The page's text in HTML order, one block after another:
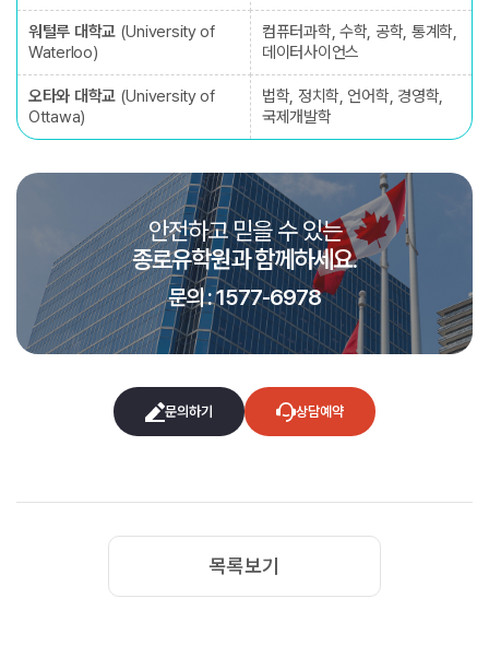
워털루 대학교 (University of
Waterloo)
컴퓨터과학, 수학, 공학, 통계학,
데이터사이언스
오타와 대학교 (University of
Ottawa)
법학, 정치학, 언어학, 경영학,
국제개발학
안전하고 믿을 수 있는
종로유학원과 함께하세요.
문의 : 1577-6978
문의하기 상담예약
목록보기